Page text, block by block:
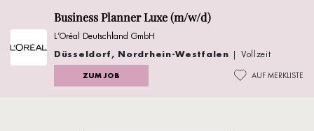
Business Planner Luxe (m/w/d)
L’Oréal Deutschland GmbH
Düsseldorf, Nordrhein-Westfalen | Vollzeit
ZUM JOB AUF MERKLISTE